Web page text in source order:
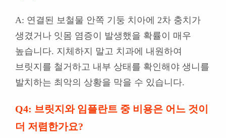
A: 연결된 보철물 안쪽 기둥 치아에 2차 충치가
생겼거나 잇몸 염증이 발생했을 확률이 매우
높습니다. 지체하지 말고 치과에 내원하여
브릿지를 철거하고 내부 상태를 확인해야 생니를
발치하는 최악의 상황을 막을 수 있습니다.
Q4: 브릿지와 임플란트 중 비용은 어느 것이
더 저렴한가요?